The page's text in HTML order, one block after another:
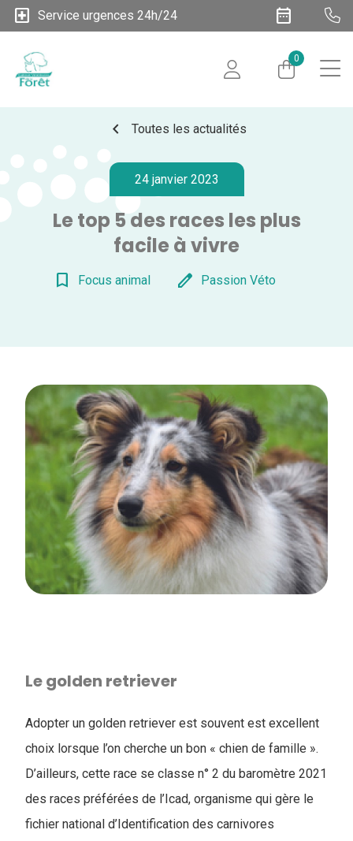
local_hospital Service urgences 24h/24 date_range
0
chevron_left Toutes les actualités
24 janvier 2023
Le top 5 des races les plus
facile à vivre
bookmark_border Focus animal edit Passion Véto
Le golden retriever
Adopter un golden retriever est souvent est excellent
choix lorsque l’on cherche un bon « chien de famille ».
D’ailleurs, cette race se classe n° 2 du baromètre 2021
des races préférées de l’Icad, organisme qui gère le
fichier national d’Identification des carnivores